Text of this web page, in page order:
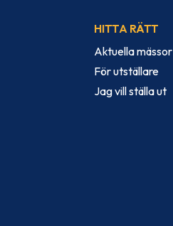
HITTA RÄTT
Aktuella mässor
För utställare
Jag vill ställa ut